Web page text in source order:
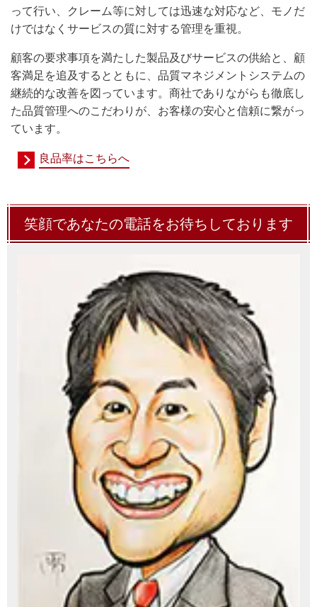
って行い、クレーム等に対しては迅速な対応など、モノだ
けではなくサービスの質に対する管理を重視。
顧客の要求事項を満たした製品及びサービスの供給と、顧
客満足を追及するとともに、品質マネジメントシステムの
継続的な改善を図っています。 商社でありながらも徹底し
た品質管理へのこだわりが、お客様の安心と信頼に繋がっ
ています。
良品率はこちらへ
笑顔であなたの電話をお待ちしております